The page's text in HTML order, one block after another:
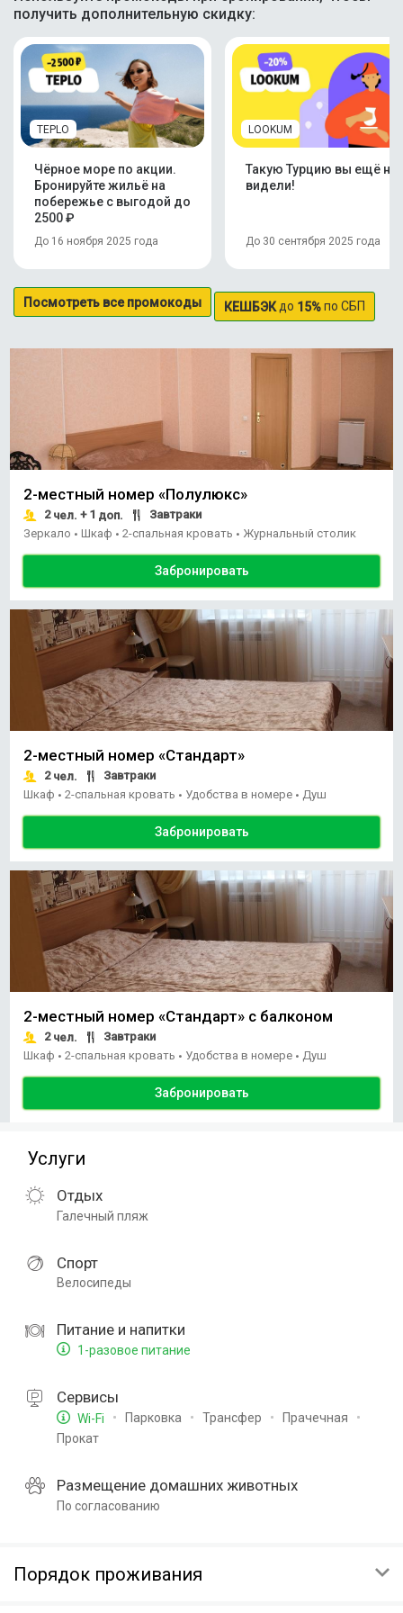
получить дополнительную скидку:
TEPLO
Чёрное море по акции.
Бронируйте жильё на
побережье с выгодой до
2500 ₽
До 16 ноября 2025 года
LOOKUM
Такую Турцию вы ещё не
видели!
До 30 сентября 2025 года
Посмотреть все промокоды КЕШБЭКдо 15%по СБП
2-местный номер «Полулюкс»
2чел. + 1 доп.
Завтраки
Зеркало • Шкаф • 2-спальная кровать • Журнальный столик
Забронировать
2-местный номер «Стандарт»
2чел.
Завтраки
Шкаф • 2-спальная кровать • Удобства в номере • Душ
Забронировать
2-местный номер «Стандарт» с балконом
2чел.
Завтраки
Шкаф • 2-спальная кровать • Удобства в номере • Душ
Забронировать
Услуги
Отдых
Галечный пляж
Спорт
Велосипеды
Питание и напитки
1-разовое питание
Сервисы
Wi-Fi Парковка Трансфер
Прачечная
Прокат
Размещение домашних животных
По согласованию
Порядок проживания